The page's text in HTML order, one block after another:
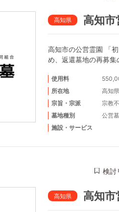
高知県 高知
高知市の公営霊園 「
め、返還墓地の再募
使用料
所在地
高知
宗旨・宗派
宗教
墓地種別
公営
施設・サービス
検討
高知県 高知